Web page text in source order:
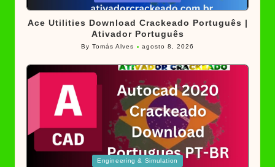
in
Ace Utilities Download Crackeado Português |
Ativador Português
Posted
ByTomás Alves agosto 8, 2026
Engineering & Simulation